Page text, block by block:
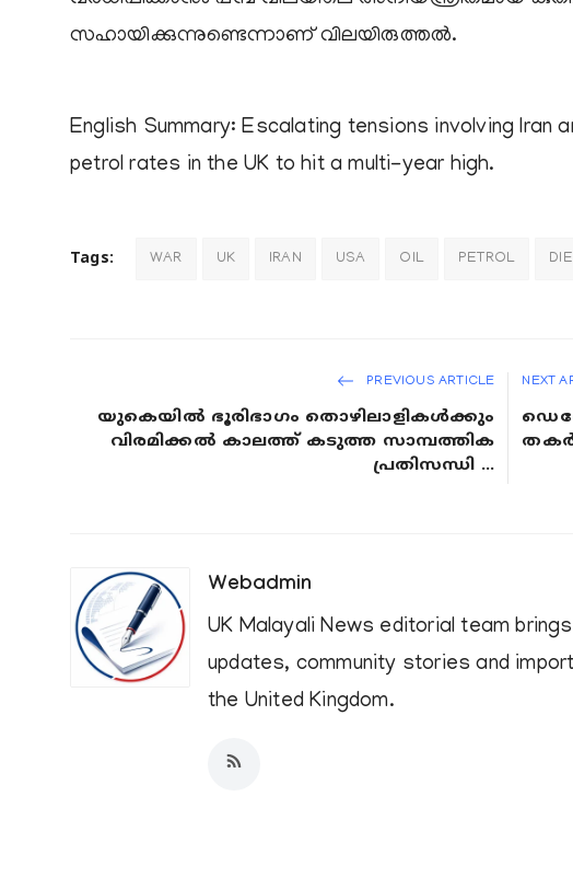
സഹായിക്കുന്നുണ്ടെന്നാണ് വിലയിരുത്തൽ.
English Summary: Escalating tensions involving Iran
petrol rates in the UK to hit a multi-year high.
Tags: WAR UK IRAN USA OIL PETROL
PREVIOUS ARTICLE
യുകെയിൽ ഭൂരിഭാഗം തൊഴിലാളികൾക്കും
വിരമിക്കൽ കാലത്ത് കടുത്ത സാമ്പത്തിക
പ്രതിസന്ധി ...
NEXT
Webadmin
UK Malayali News editorial team
updates, community stories and
the United Kingdom.